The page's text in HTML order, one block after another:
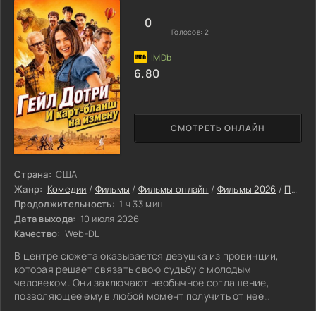
Страна: США
Жанр: Комедии / Фильмы /Фильмы онлайн / Фильмы 2026 / Последние фильмы 2026
Продолжительность: 1 ч 33 мин
Дата выхода: 10 июля 2026
Качество: Web-DL
В центре сюжета оказывается девушка из провинции,
которая решает связать свою судьбу с молодым
человеком. Они заключают необычное соглашение,
позволяющее ему в любой момент получить от нее
СМОТРЕТЬ ОНЛАЙН
0
Голосов: 2
6.80